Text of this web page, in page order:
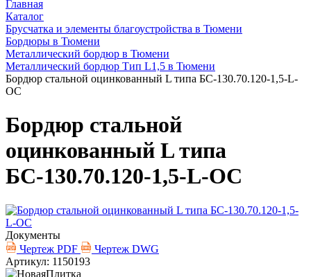
Главная
Каталог
Брусчатка и элементы благоустройства в Тюмени
Бордюры в Тюмени
Металлический бордюр в Тюмени
Металлический бордюр Тип L1,5 в Тюмени
Бордюр стальной оцинкованный L типа БС-130.70.120-1,5-L-
ОС
Бордюр стальной
оцинкованный L типа
БС-130.70.120-1,5-L-ОС
Документы
Чертеж PDF
Чертеж DWG
Артикул: 1150193